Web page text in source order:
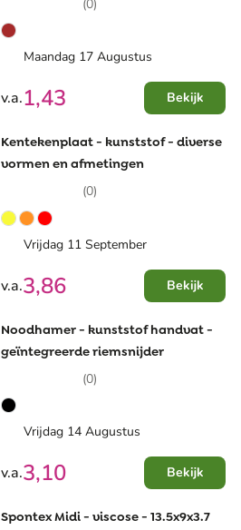
(0)
Maandag 17 Augustus
v.a.1,43 Bekijk
Kentekenplaat - kunststof - diverse
vormen en afmetingen
(0)
Vrijdag 11 September
v.a.3,86 Bekijk
Noodhamer - kunststof handvat -
geïntegreerde riemsnijder
(0)
Vrijdag 14 Augustus
v.a.3,10 Bekijk
Spontex Midi - viscose - 13.5x9x3.7